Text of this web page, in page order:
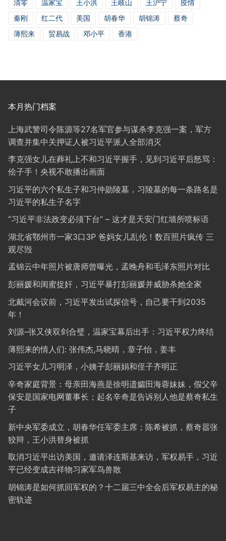
清零 温家宝 王小洪 王岐山 王沪宁
疫情
秦刚
红二代 美国 胡春华 胡锦涛
蔡奇
薄熙来
贸易战 邓小平 香港
本月热门档案
上海武警司令陈源等27名军官参与谋杀李克强一案，军方
调查并集中关押证人被习近平派人全部消灭
李克强女儿在葬礼上不和习近平握手，见到习近平后怒骂：
侩子手！央视不敢播出画面
习近平的六个私生子和习仲勋陵墓，习陵墓的每一条路名是
习近平的私生子名字
“习近平非法政变必须下台” – 这才是天安门红墙所喷标语
湖北省鄂州市一家3口3P 爸妈女儿乱伦！数百照片疯传 三
观尽毁
孟锦云中年照片被唐师曾曝光，孟晚舟和毛泽东照片对比
彭丽媛和闺蜜捉奸，习近平暴打彭丽媛并威胁杀她全家
北戴河会议前，习近平发出试探信号，自己要干到2035
年！
刘源–张又侠双剑合璧，温家宝幕后出手：习近平权力终结
薄熙来的情人们: 张伟杰,马晓晴，章子怡，姜丰
习近平女儿习明泽，小姨子彭丽娟和侄子齐明正
辛奇家庭背景：母亲田海燕是徐明遗孀田海蓉妹妹，假父辛
保安是国家电网董事长；起名辛奇是告诉别人他是蔡奇私生
子
新中央军委成立，胡春华任军委主席；陈希被抓，蔡奇嚣张
狡辩，王小洪替身被抓
取消习近平出访美国，邀请泽连斯基来访，军权易手，习近
平已经变成吉祥物习家军鸟兽散
胡锦涛是如何抓回军权的？十二届三中全会后军权易主的秘
密轨迹